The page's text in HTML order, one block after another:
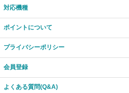
対応機種
ポイントについて
プライバシーポリシー
会員登録
よくある質問(Q&A)